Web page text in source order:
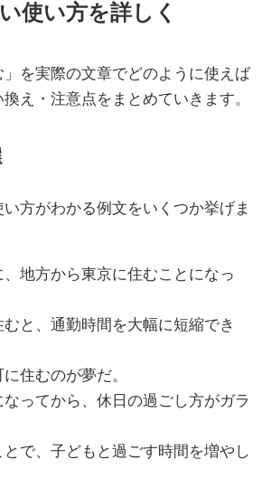
使い方を詳しく
」を実際の文章でどのように使えば
え・注意点をまとめていきます。
方がわかる例文をいくつか挙げま
地方から東京に住むことになっ
と、通勤時間を大幅に短縮でき
住むのが夢だ。
なってから、休日の過ごし方がガラ
で、子どもと過ごす時間を増やし